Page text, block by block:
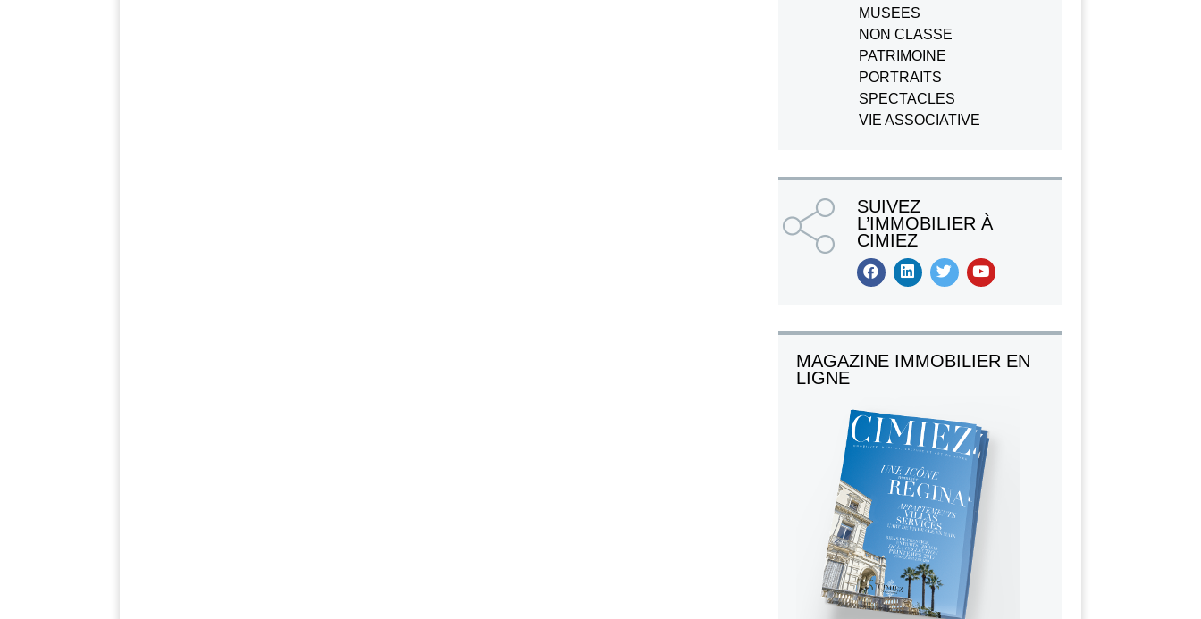
MUSEES
NON CLASSE
PATRIMOINE
PORTRAITS
SPECTACLES
VIE ASSOCIATIVE
SUIVEZ
L’IMMOBILIER À
CIMIEZ
MAGAZINE IMMOBILIER EN
LIGNE